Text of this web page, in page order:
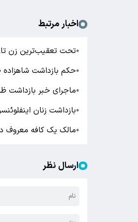
اخبار مرتبط
●تحت تعقیب‌ترین زن
●حکم بازداشت
●ماجرای خبر بازداشت
●بازداشت زنان
●مالک یک کافه معروف
ارسال نظر